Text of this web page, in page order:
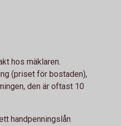
hos mäklaren.
(priset för bostaden),
den är oftast 10
handpenningslån